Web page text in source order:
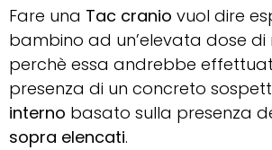
Fare una Tac cranio vuol dire
bambino ad un’elevata dose di
perchè essa andrebbe
presenza di un concreto
interno basato sulla presenza
sopra elencati.